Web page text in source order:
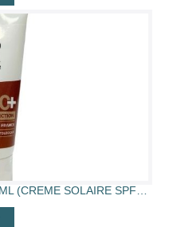
CRÈME SOLAIRE INDICE 50+ 50ML (CREME SOLAIRE SPF50+, 50ML)